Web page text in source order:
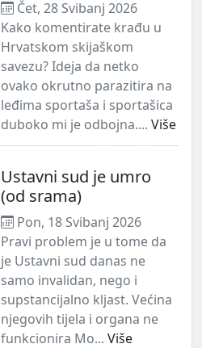
Čet, 28 Svibanj 2026
Kako komentirate krađu u
Hrvatskom skijaškom
savezu? Ideja da netko
ovako okrutno parazitira na
leđima sportaša i sportašica
duboko mi je odbojna.... Više
Ustavni sud je umro
(od srama)
Pon, 18 Svibanj 2026
Pravi problem je u tome da
je Ustavni sud danas ne
samo invalidan, nego i
supstancijalno kljast. Većina
njegovih tijela i organa ne
funkcionira Mo... Više